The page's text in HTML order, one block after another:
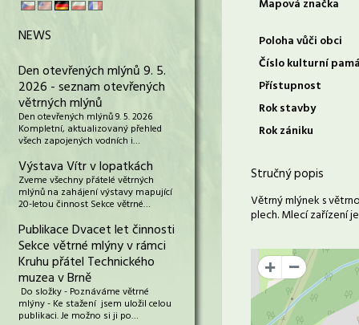
NEWS
Den otevřených mlýnů 9. 5.
2026 - seznam otevřených
větrných mlýnů
Den otevřených mlýnů 9. 5. 2026
Kompletní, aktualizovaný přehled
všech zapojených vodních i…
Výstava Vítr v lopatkách
Zveme všechny přátelé větrných
mlýnů na zahájení výstavy mapující
20-letou činnost Sekce větrné…
Publikace Dvacet let činnosti
Sekce větrné mlýny v rámci
Kruhu přátel Technického
muzea v Brně
Do složky - Poznáváme větrné
mlýny - Ke stažení jsem uložil celou
publikaci. Je možno si ji po…
Mapová značka
Poloha vůči obci
Číslo kulturní
Přístupnost
Rok stavby
Rok zániku
Stručný popis
Větrný mlýnek s
plech. Mlecí zařízení
+